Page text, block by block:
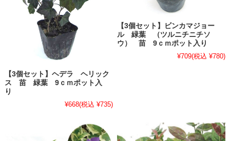
【3個セット】ヘデラ ヘリック
ス 苗 緑葉 9ｃｍポット入
り
¥668(税込 ¥735)
【3個セット】ビンカマジョー
ル 緑葉 （ツルニチニチソ
ウ） 苗 9ｃｍポット入り
¥709(税込 ¥780)